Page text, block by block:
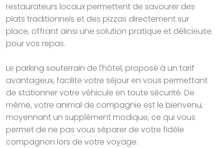
restaurateurs locaux permettent de savourer des
plats traditionnels et des pizzas directement sur
place, offrant ainsi une solution pratique et délicieuse
pour vos repas.
Le parking souterrain de l'hôtel, proposé à un tarif
avantageux, facilite votre séjour en vous permettant
de stationner votre véhicule en toute sécurité. De
même, votre animal de compagnie est le bienvenu,
moyennant un supplément modique, ce qui vous
permet de ne pas vous séparer de votre fidèle
compagnon lors de votre voyage.